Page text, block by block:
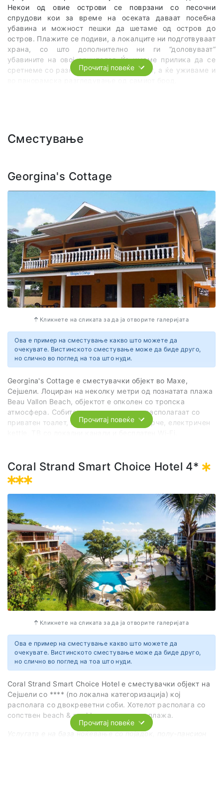
Некои од овие острови се поврзани со песочни
спрудови кои за време на осеката даваат посебна
убавина и можност пешки да шетаме од остров до
остров. Плажите се подиви, а локалците ни подготвуваат
храна, со што дополнително ни ги “доловуваат“
убавините на овој архипелаг. Ќе имаме прилика да се
сретнеме со разноврсен подводен свет, а ќе уживаме и
Прочитај повеќе
Сместување
Georgina's Cottage
Кликнете на сликата за да ја отворите галеријата
Ова е пример на сместување какво што можете да
очекувате. Вистинското сместување може да биде друго,
но слично во поглед на тоа што нуди.
Georgina's Cottage е сместувачки објект во Махе,
Сејшели. Лоциран на неколку метри од познатата плажа
Beau Vallon Beach, објектот е опколен со тропска
атмосфера. Собите се двокреветни и располагаат со
приватен тоалет, клима уред, фрижидерче, електричен
Адреса
North Coast Road
Seychelles
Прочитај повеќе
Coral Strand Smart Choice Hotel 4*
Кликнете на сликата за да ја отворите галеријата
Ова е пример на сместување какво што можете да
очекувате. Вистинското сместување може да биде друго,
но слично во поглед на тоа што нуди.
Coral Strand Smart Choice Hotel е сместувачки објект на
Сејшели со **** (по локална категоризација) кој
располага со двокреветни соби. Хотелот располага со
сопствен beach & pool bar, ресторан и плажа.
Услугата е на база ноќевање со појадок, полу-пансион
Прочитај повеќе